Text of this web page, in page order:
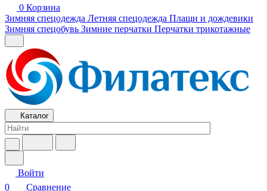
0 Корзина
Зимняя спецодежда Летняя спецодежда Плащи и дождевики
Зимняя спецобувь Зимние перчатки Перчатки трикотажные
Каталог
Войти
0
Сравнение